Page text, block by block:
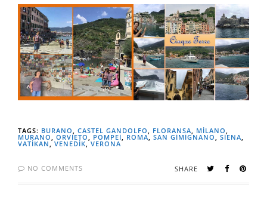
TAGS: BURANO CASTEL GANDOLFO FLORANSA MILANO
MURANO ORVIETO POMPEI ROMA, SAN GIMIGNANO SIENA
VATIKAN , VENEDİK ,VERONA
NO COMMENTS SHARE